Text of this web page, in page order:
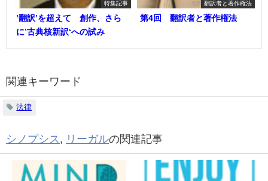
特集記事
’翻訳’を超えて 創作、さら
に’古典核新訳‘への試み
翻訳者と著作権法
第4回 翻訳者と著作権法
関連キーワード
法律
シノプシス , リーガルの関連記事